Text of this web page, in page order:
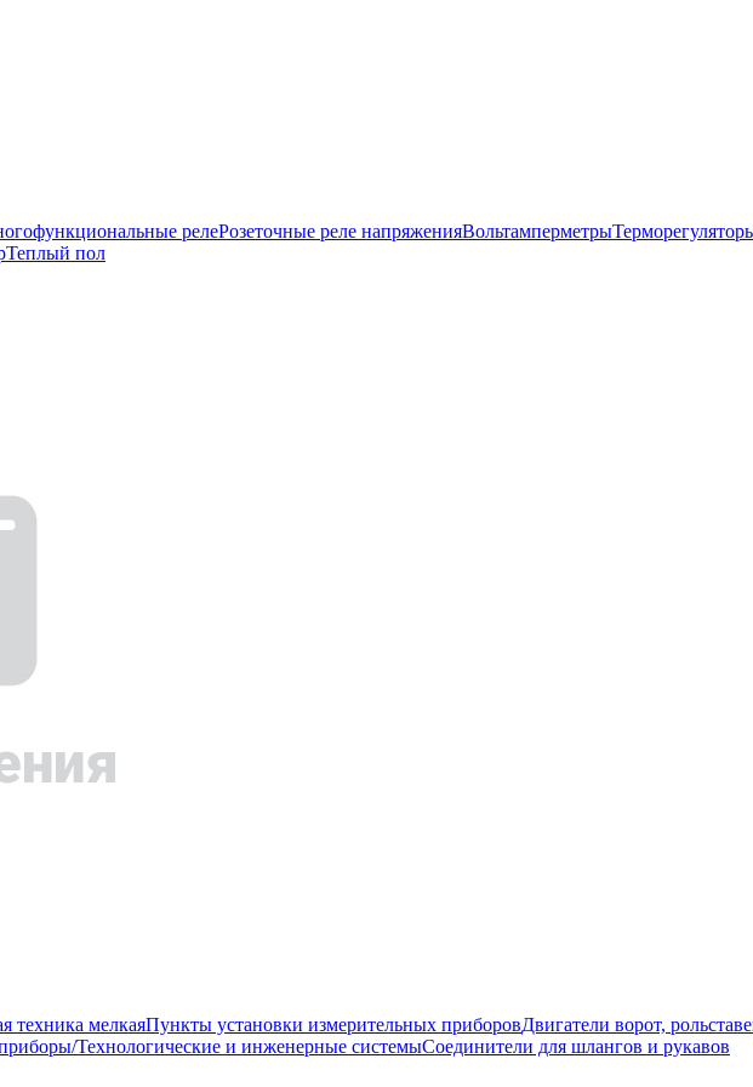
релеРозеточные реле напряженияВольтамперметры
Теплый пол
техника мелкаяПункты установки измерительных приборовДвигатели ворот,
Технологические и инженерные системыСоединители для шлангов и рукавов